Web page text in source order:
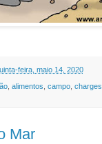
feira, maio 14, 2020
, alimentos campo, charges
Mar